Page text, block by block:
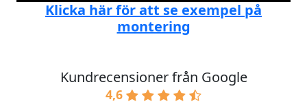
Klicka här för att se exempel på
montering
Kundrecensioner från Google
4,6